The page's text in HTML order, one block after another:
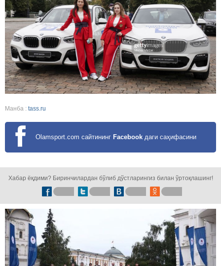
Манба : tass.ru
Olamsport.com сайтининг Facebook даги саҳифасини
Хабар ёқдими? Биринчилардан бўлиб дўстларингиз билан ўртоқлашинг!